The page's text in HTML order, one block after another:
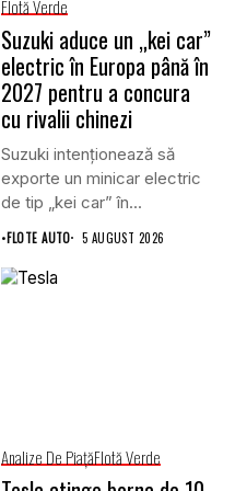
Flotă Verde
Suzuki aduce un „kei car”
electric în Europa până în
2027 pentru a concura
cu rivalii chinezi
Suzuki intenționează să
exporte un minicar electric
de tip „kei car” în...
•FLOTE AUTO 5 AUGUST 2026
Analize De PiațăFlotă Verde